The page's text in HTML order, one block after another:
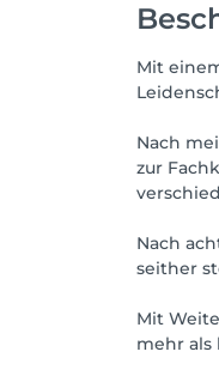
Mit
Nach
zur
Nach
seither
Mit
mehr als